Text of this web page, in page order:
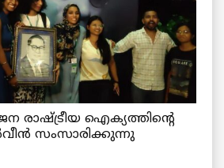
രാഷ്ട്രീയ ഐക്യത്തിന്റെ
സംസാരിക്കുന്നു